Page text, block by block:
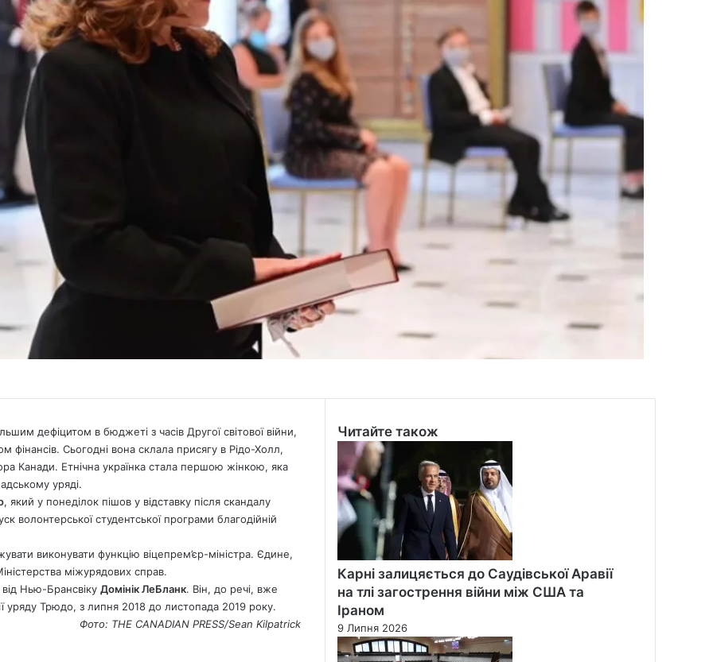
дефіцитом в бюджеті з часів Другої світової війни,
фінансів. Сьогодні вона склала присягу в Рідо-Холл,
Канади. Етнічна українка стала першою жінкою, яка
уряді.
, який у понеділок пішов у відставку після скандалу
волонтерської студентської програми благодійній
виконувати функцію віцепрем’єр-міністра. Єдине,
міжурядових справ.
Нью-Брансвіку Домінік ЛеБланк. Він, до речі, вже
уряду Трюдо, з липня 2018 до листопада 2019 року.
Фото: THE CANADIAN PRESS/Sean Kilpatrick
Читайте також
Close
Карні залицяється до Саудівської Аравії
на тлі загострення війни між США та
Іраном
9 Липня 2026